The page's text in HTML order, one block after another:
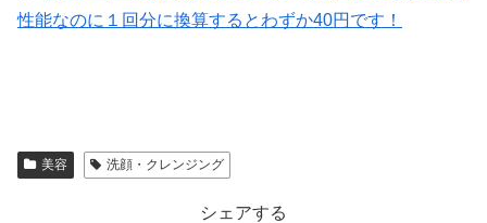
性能なのに１回分に換算するとわずか40円です！
美容 洗顔・クレンジング
シェアする